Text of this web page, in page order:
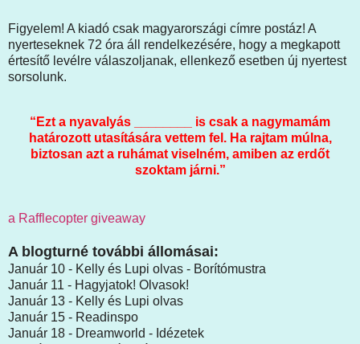
Figyelem! A kiadó csak magyarországi címre postáz! A
nyerteseknek 72 óra áll rendelkezésére, hogy a megkapott
értesítő levélre válaszoljanak, ellenkező esetben új nyertest
sorsolunk.
“Ezt a nyavalyás ________ is csak a nagymamám
határozott utasítására vettem fel. Ha rajtam múlna,
biztosan azt a ruhámat viselném, amiben az erdőt
szoktam járni.”
a Rafflecopter giveaway
A blogturné további állomásai:
Január 10 - Kelly és Lupi olvas - Borítómustra
Január 11 - Hagyjatok! Olvasok!
Január 13 - Kelly és Lupi olvas
Január 15 - Readinspo
Január 18 - Dreamworld - Idézetek